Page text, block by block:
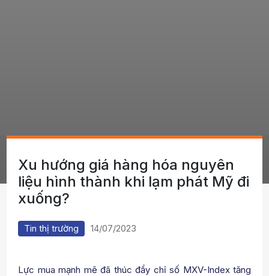
Xu hướng giá hàng hóa nguyên
liệu hình thành khi lạm phát Mỹ đi
xuống?
Tin thị trường 14/07/2023
Lực mua mạnh mẽ đã thúc đẩy chỉ số MXV-Index tăng